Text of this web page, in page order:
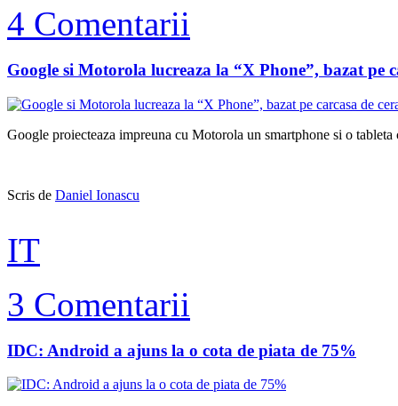
4 Comentarii
Google si Motorola lucreaza la “X Phone”, bazat pe
Google proiecteaza impreuna cu Motorola un smartphone si o
Scris de Daniel Ionascu
IT
3 Comentarii
IDC: Android a ajuns la o cota de piata de 75%